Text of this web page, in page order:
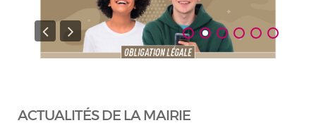
ACTUALITÉS DE LA MAIRIE